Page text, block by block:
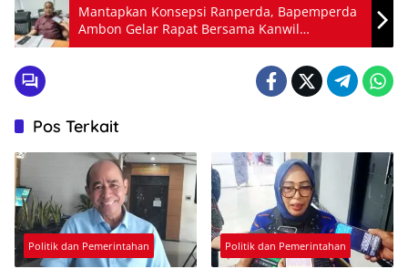
Mantapkan Konsepsi Ranperda, Bapemperda
Ambon Gelar Rapat Bersama Kanwil
Kemenkumham Maluku
Pos Terkait
Politik dan Pemerintahan Politik dan Pemerintahan